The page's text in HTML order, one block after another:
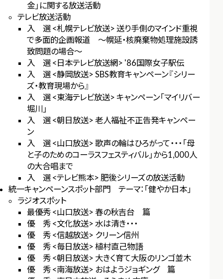
金」に関する放送活動
テレビ放送活動
入 選 <札幌テレビ放送> 送り手側のマインド重視
で多面的企画報道 ～幌延・核廃棄物処理施設誘
致問題の場合～
入 選 <日本テレビ放送網> '86国際女子駅伝
入 選 <静岡放送> SBS教育キャンペーン『シリー
ズ・教育現場から』
入 選 <東海テレビ放送> キャンペーン「マイリバー
堀川」
入 選 <朝日放送> 老人福祉不正告発キャンペー
ン
入 選 <山口放送> 歌声の輪はひろがって・・・「母
と子のためのコーラスフェスティバル」から1,000人
の大合唱まで
入 選 <テレビ熊本> 肥後シリーズの放送活動
統一キャンペーンスポット部門 テーマ：「健やか日本」
ラジオスポット
最優秀 <山口放送> 春の秋吉台 篇
優 秀 <文化放送> 水は清き・・・
優 秀 <信越放送> クリーン信州
優 秀 <毎日放送> 植村直己物語
優 秀 <朝日放送> 大きく育て大阪のリンゴ並木
優 秀 <南海放送> おはようジョギング 篇